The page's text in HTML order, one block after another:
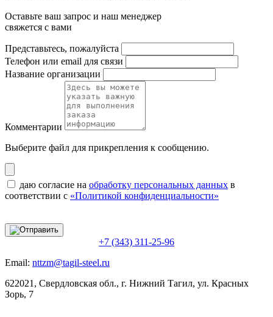
Оставьте ваш запрос и наш менеджер
свяжется с вами
Представьтесь, пожалуйста
Телефон или email для связи
Название организации
Комментарии
Выберите файл для прикрепления к сообщению.
даю согласие на обработку персональных данных в
соответствии с «Политикой конфиденциальности»
+7 (343) 311-25-96
Email: nttzm@tagil-steel.ru
622021, Свердловская обл., г. Нижний Тагил, ул. Красных
Зорь, 7